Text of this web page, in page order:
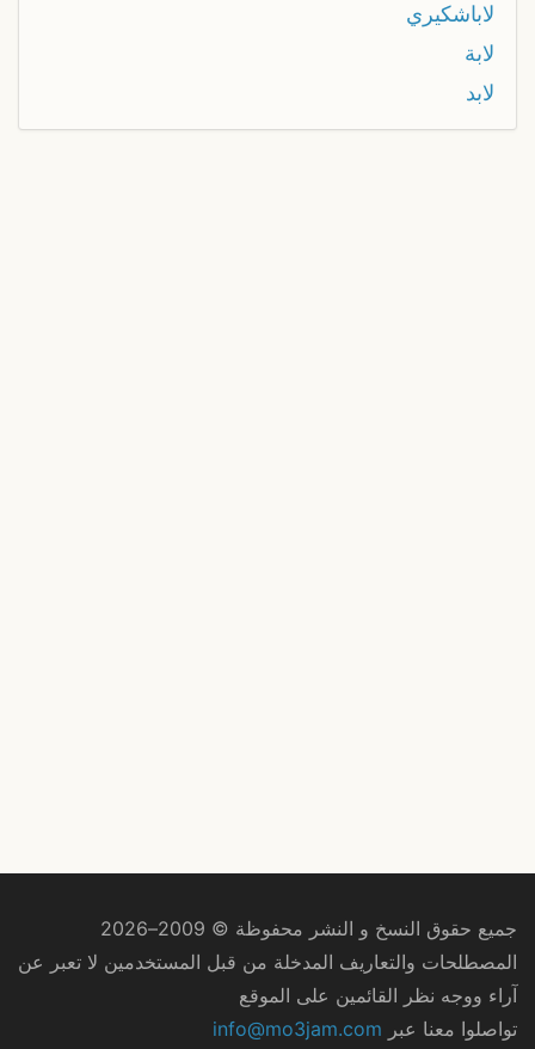
لاباشكيري
لابة
لابد
جميع حقوق النسخ و النشر محفوظة © 2009–2026
المصطلحات والتعاريف المدخلة من قبل المستخدمين لا تعبر عن
آراء ووجه نظر القائمين على الموقع
تواصلوا معنا عبر info@mo3jam.com